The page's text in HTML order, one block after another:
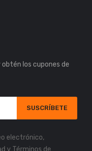
los cupones de
SUSCRÍBETE
electrónico,
y Términos de